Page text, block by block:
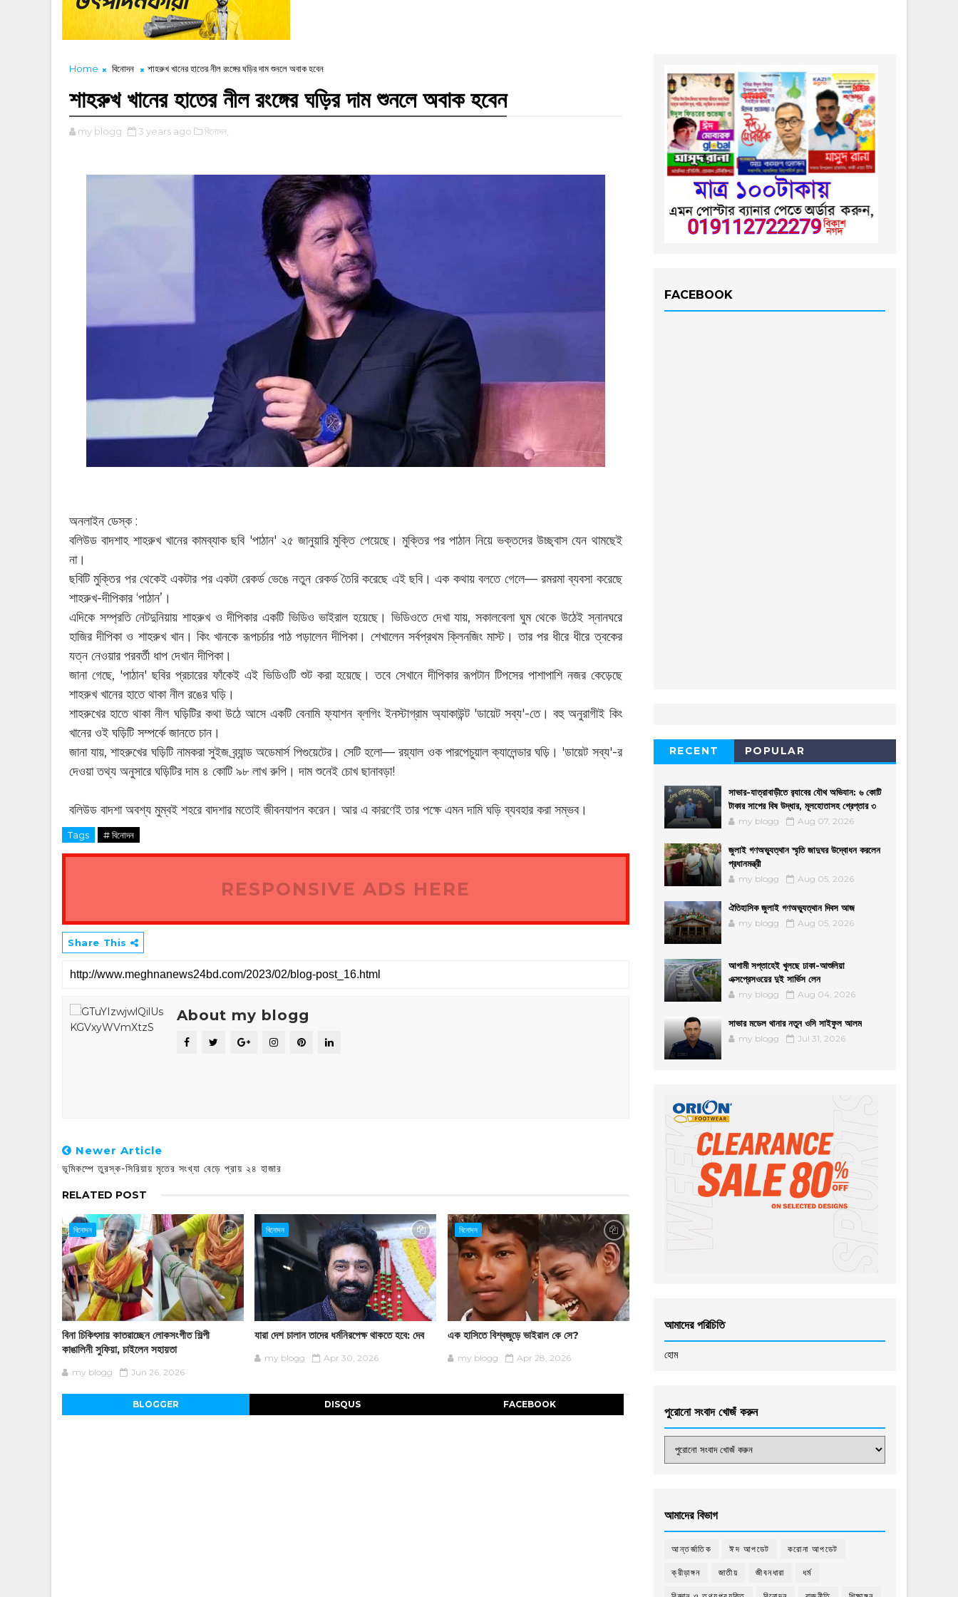
Home বিনোদন শাহরুখ খানের হাতের নীল রংঙ্গের ঘড়ির দাম শুনলে অবাক হবেন
শাহরুখ খানের হাতের নীল রংঙ্গের ঘড়ির দাম শুনলে অবাক হবেন
my blogg 3 years ago বিনোদন,
অনলাইন ডেস্ক :
বলিউড বাদশাহ শাহরুখ খানের কামব্যাক ছবি 'পাঠান' ২৫ জানুয়ারি মুক্তি পেয়েছে। মুক্তির পর পাঠান নিয়ে ভক্তদের উচ্ছ্বাস যেন থামছেই
না।
ছবিটি মুক্তির পর থেকেই একটার পর একটা রেকর্ড ভেঙে নতুন রেকর্ড তৈরি করেছে এই ছবি। এক কথায় বলতে গেলে— রমরমা ব্যবসা করেছে
শাহরুখ-দীপিকার ‘পাঠান’।
এদিকে সম্প্রতি নেটদুনিয়ায় শাহরুখ ও দীপিকার একটি ভিডিও ভাইরাল হয়েছে। ভিডিওতে দেখা যায়, সকালবেলা ঘুম থেকে উঠেই স্নানঘরে
হাজির দীপিকা ও শাহরুখ খান। কিং খানকে রূপচর্চার পাঠ পড়ালেন দীপিকা। শেখালেন সর্বপ্রথম ক্লিনজিং মাস্ট। তার পর ধীরে ধীরে ত্বকের
যত্ন নেওয়ার পরবর্তী ধাপ দেখান দীপিকা।
জানা গেছে, 'পাঠান' ছবির প্রচারের ফাঁকেই এই ভিডিওটি শুট করা হয়েছে। তবে সেখানে দীপিকার রূপটান টিপসের পাশাপাশি নজর কেড়েছে
শাহরুখ খানের হাতে থাকা নীল রঙের ঘড়ি।
শাহরুখের হাতে থাকা নীল ঘড়িটির কথা উঠে আসে একটি বেনামি ফ্যাশন ব্লগিং ইনস্টাগ্রাম অ্যাকাউন্ট 'ডায়েট সব্য'-তে। বহু অনুরাগীই কিং
খানের ওই ঘড়িটি সম্পর্কে জানতে চান।
জানা যায়, শাহরুখের ঘড়িটি নামকরা সুইজ ব্র্যান্ড অডেমার্স পিগুয়েটের। সেটি হলো— রয়্যাল ওক পারপেচুয়াল ক্যালেন্ডার ঘড়ি। 'ডায়েট সব্য'-র
দেওয়া তথ্য অনুসারে ঘড়িটির দাম ৪ কোটি ৯৮ লাখ রুপি। দাম শুনেই চোখ ছানাবড়া!
বলিউড বাদশা অবশ্য মুম্বই শহরে বাদশার মতোই জীবনযাপন করেন। আর এ কারণেই তার পক্ষে এমন দামি ঘড়ি ব্যবহার করা সম্ভব।
Tags # বিনোদন
RESPONSIVE ADS HERE
Share This
About my blogg
Newer Article
ভূমিকম্পে তুরস্ক-সিরিয়ায় মৃতের সংখ্যা বেড়ে প্রায় ২৪ হাজার
RELATED POST
বিনোদন
বিনা চিকিৎসায় কাতরাচ্ছেন লোকসংগীত শিল্পী
কাঙালিনী সুফিয়া, চাইলেন সহায়তা
my blogg Jun 26, 2026
বিনোদন
যারা দেশ চালান তাদের ধর্মনিরপেক্ষ থাকতে হবে: দেব
my blogg Apr 30, 2026
বিনোদন
এক হাসিতে বিশ্বজুড়ে ভাইরাল কে সে?
my blogg Apr 28, 2026
BLOGGER DISQUS FACEBOOK
FACEBOOK
RECENT POPULAR
সাভার-যাত্রাবাড়ীতে র‌্যাবের যৌথ অভিযান: ৬ কোটি
টাকার সাপের বিষ উদ্ধার, মূলহোতাসহ গ্রেপ্তার ৩
my blogg Aug 07, 2026
জুলাই গণঅভ্যুত্থান স্মৃতি জাদুঘর উদ্বোধন করলেন
প্রধানমন্ত্রী
my blogg Aug 05, 2026
ঐতিহাসিক জুলাই গণঅভ্যুত্থান দিবস আজ
my blogg Aug 05, 2026
আগামী সপ্তাহেই খুলছে ঢাকা-আশুলিয়া
এক্সপ্রেসওয়ের দুই সার্ভিস লেন
my blogg Aug 04, 2026
সাভার মডেল থানার নতুন ওসি সাইফুল আলম
my blogg Jul 31, 2026
আমাদের পরিচিতি
হোম
পুরোনো সংবাদ খোজঁ করুন
আমাদের বিভাগ
আন্তর্জাতিক ঈদ আপডেট করোনা আপডেট
ক্রীড়াঙ্গন জাতীয় জীবনধারা ধর্ম